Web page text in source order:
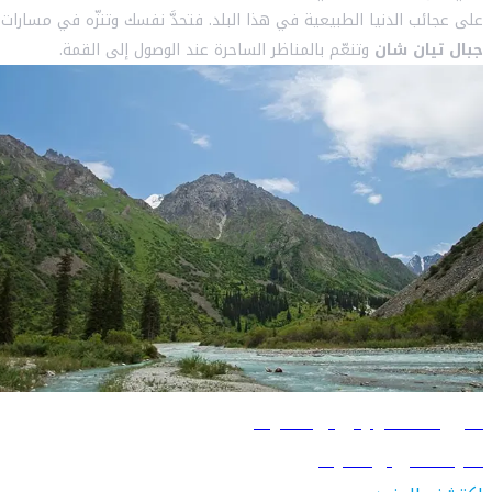
على عجائب الدنيا الطبيعية في هذا البلد. فتحدَّ نفسك وتنزّه في مسارات
جبال تيان شان وتنعّم بالمناظر الساحرة عند الوصول إلى القمة.
دليل السفر إلى بيشكيك
تعرّف على بيشكيك